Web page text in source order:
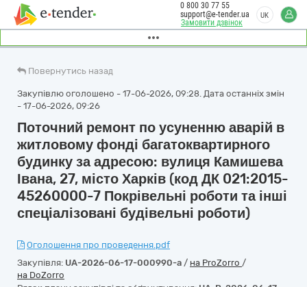
Замовити дзвінок
0 800 30 77 55
support@e-tender.ua
UK
Повернутись назад
Закупівлю оголошено - 17-06-2026, 09:28. Дата останніх змін
- 17-06-2026, 09:26
Поточний ремонт по усуненню аварій в
житловому фонді багатоквартирного
будинку за адресою: вулиця Камишева
Івана, 27, місто Харків (код ДК 021:2015-
45260000-7 Покрівельні роботи та інші
спеціалізовані будівельні роботи)
Оголошення про проведення.pdf
Закупівля: UA-2026-06-17-000990-a / на ProZorro /
на DoZorro